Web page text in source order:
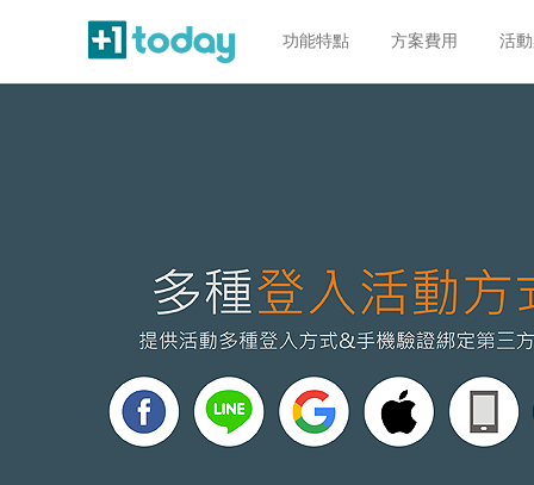
功能特點 方案費用 活